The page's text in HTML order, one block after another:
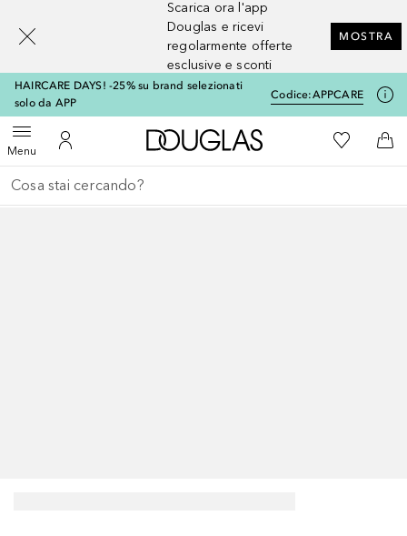
Scarica ora l'app
Douglas e ricevi
regolarmente offerte
esclusive e sconti
MOSTRA
HAIRCARE DAYS! -25% su brand selezionati
solo da APP
Codice:APPCARE
MenuApri menuAl Mio Account
A Douglas HomeAlla Mia
Al
Torna indietro
Esegui ricerca
[navigation.slideout.screenreader]